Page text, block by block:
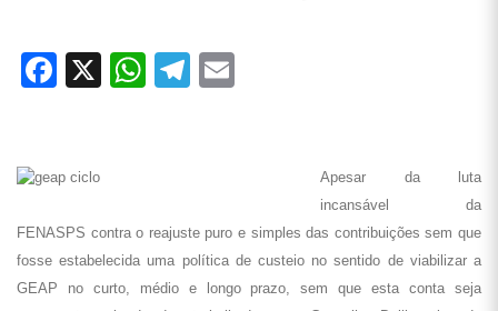
Facebook
X WhatsApp
Telegram
Apesar da luta
incansável da
FENASPS contra o reajuste puro e simples das contribuições sem que
fosse estabelecida uma política de custeio no sentido de viabilizar a
GEAP no curto, médio e longo prazo, sem que esta conta seja